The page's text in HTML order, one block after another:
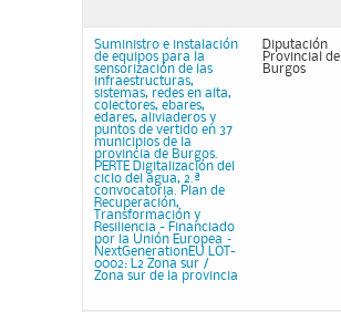
Suministro e instalación
de equipos para la
sensorización de las
infraestructuras,
sistemas, redes en alta,
colectores, ebares,
edares, aliviaderos y
puntos de vertido en 37
municipios de la
provincia de Burgos.
PERTE Digitalización del
ciclo del agua, 2.ª
convocatoria. Plan de
Recuperación,
Transformación y
Resiliencia - Financiado
por la Unión Europea –
NextGenerationEU LOT-
0002: L2 Zona sur /
Zona sur de la provincia
Diputación
Provincial de
Burgos